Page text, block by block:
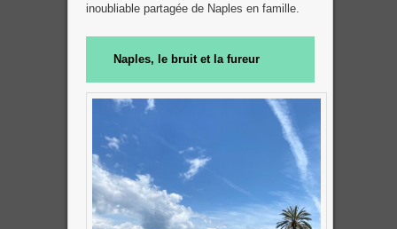
inoubliable partagée de Naples en famille.
Naples, le bruit et la fureur